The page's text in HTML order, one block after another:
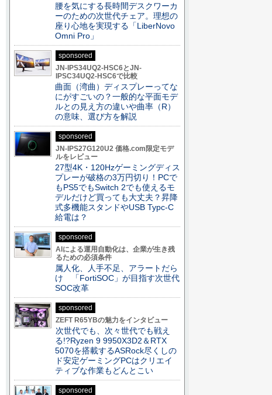
腰を気にする長時間デスクワーカ
ーのための次世代チェア。理想の
座り心地を実現する「LiberNovo
Omni Pro」
sponsored
JN-IPS34UQ2-HSC6とJN-
IPSC34UQ2-HSC6で比較
曲面（湾曲）ディスプレーってな
にがすごいの？一般的な平面モデ
ルとの見え方の違いや曲率（R）
の意味、選び方を解説
sponsored
JN-IPS27G120U2 価格.com限定モデ
ルをレビュー
27型4K・120Hzゲーミングディス
プレーが破格の3万円切り！PCで
もPS5でもSwitch 2でも使えるモ
デルだけど買っても大丈夫？昇降
式多機能スタンドやUSB Typc-C
給電は？
sponsored
AIによる運用自動化は、企業が生き残
るための必須条件
属人化、人手不足、アラートだら
け 「FortiSOC」が目指す次世代
SOC改革
sponsored
ZEFT R65YBの魅力をインタビュー
次世代でも、次々世代でも戦え
る!?Ryzen 9 9950X3D2＆RTX
5070を搭載するASRock尽くしの
ド安定ゲーミングPCはクリエイ
ティブな作業もどんとこい
sponsored